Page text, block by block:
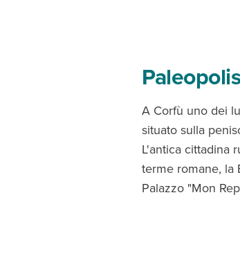
Paleopolis
A Corfù uno dei
situato sulla
L'antica cittadina
terme romane, la
Palazzo "Mon